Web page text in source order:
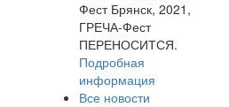
Фест Брянск, 2021,
ГРЕЧА-Фест
ПЕРЕНОСИТСЯ.
Подробная
информация
Все новости